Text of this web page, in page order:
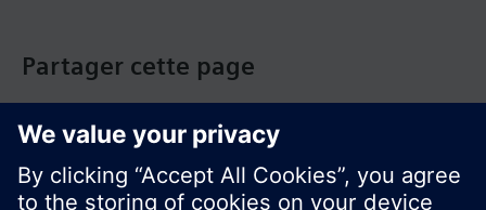
Partager cette page